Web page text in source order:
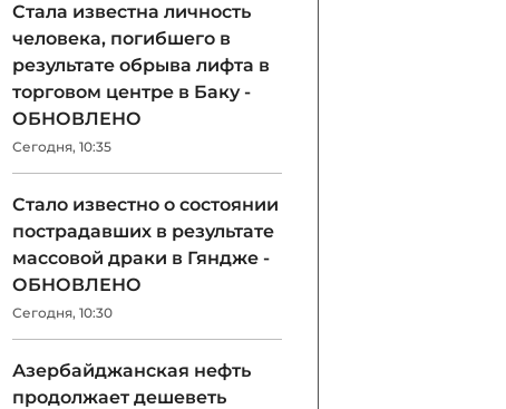
Стала известна личность
человека, погибшего в
результате обрыва лифта в
торговом центре в Баку -
ОБНОВЛЕНО
Сегодня, 10:35
Стало известно о состоянии
пострадавших в результате
массовой драки в Гяндже -
ОБНОВЛЕНО
Сегодня, 10:30
Азербайджанская нефть
продолжает дешеветь